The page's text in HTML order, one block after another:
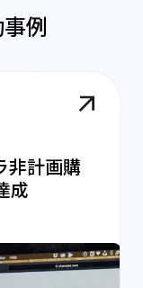
例
計画購
成